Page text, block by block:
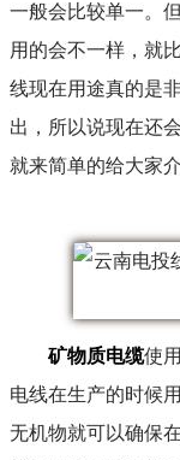
一般会比较单一。
用的会不一样，就
线现在用途真的是
出，所以说现在还
就来简单的给大家
矿物质电缆使
电线在生产的时候
无机物就可以确保